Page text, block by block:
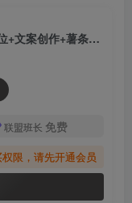
小红书博主成长课｜IP人设打造+赛道定位+文案创作+薯条投放+直播实操，宝妈从零打造可变现自媒体账号
联盟班长 免费
限，请先开通会员